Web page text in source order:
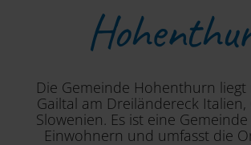
Die Gemeinde Hohenthurn
Gailtal am Dreiländereck Italien,
Slowenien. Es ist eine
Einwohnern und umfasst die